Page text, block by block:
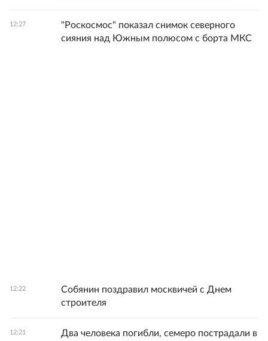
12:27
"Роскосмос" показал снимок северного
сияния над Южным полюсом с борта МКС
12:22
Собянин поздравил москвичей с Днем
строителя
12:21
Два человека погибли, семеро пострадали в